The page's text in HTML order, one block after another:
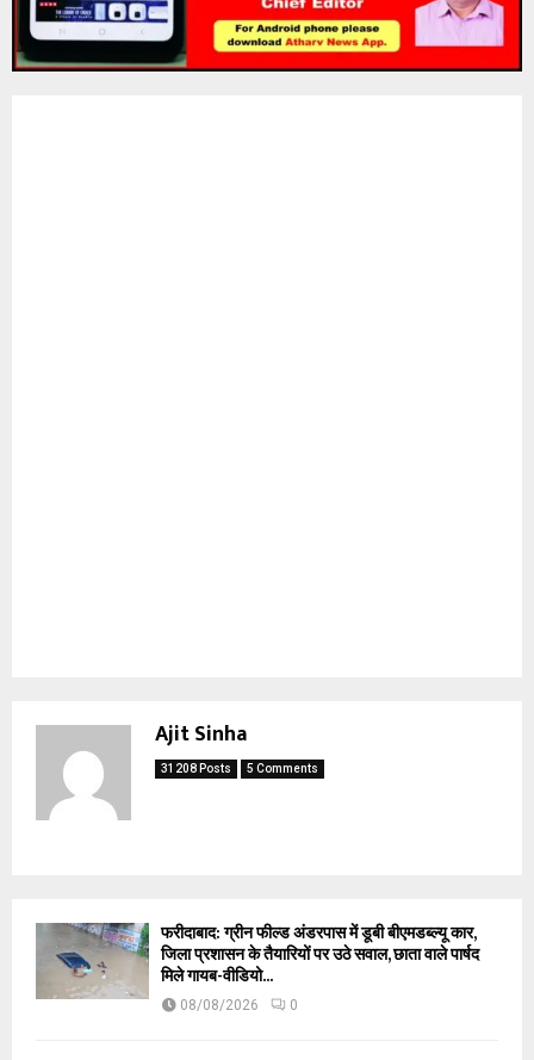
Ajit Sinha
31208 Posts 5 Comments
फरीदाबाद: ग्रीन फील्ड अंडरपास में डूबी बीएमडब्ल्यू कार,
जिला प्रशासन के तैयारियों पर उठे सवाल, छाता वाले पार्षद
मिले गायब-वीडियो...
08/08/2026 0